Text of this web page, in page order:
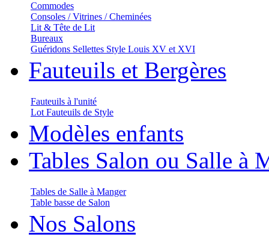
Commodes
Consoles / Vitrines / Cheminées
Lit & Tête de Lit
Bureaux
Guéridons Sellettes Style Louis XV et XVI
Fauteuils et Bergères
Fauteuils à l'unité
Lot Fauteuils de Style
Modèles enfants
Tables Salon ou Salle à
Tables de Salle à Manger
Table basse de Salon
Nos Salons